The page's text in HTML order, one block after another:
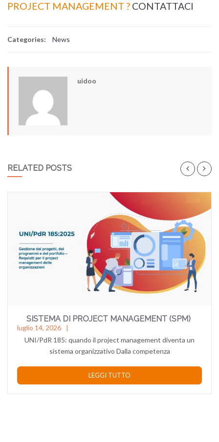
PROJECT MANAGEMENT ? CONTATTACI
Categories: News
uidoo
RELATED POSTS
SISTEMA DI PROJECT MANAGEMENT (SPM)
luglio 14, 2026
UNI/PdR 185: quando il project management diventa un
sistema organizzativo Dalla competenza
LEGGI TUTTO